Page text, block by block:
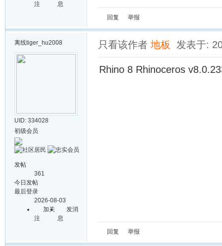
注
息
回复 举报
离线tiger_hu2008
UID: 334028
初级会员
发帖
361
今日发帖
最后登录
2026-08-03
加关
注
发消
息
只看该作者 地板 发表于:
Rhino 8 Rhinoceros
回复 举报